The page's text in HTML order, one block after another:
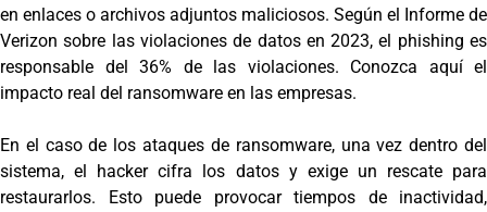
en enlaces o archivos adjuntos maliciosos. Según el Informe de
Verizon sobre las violaciones de datos en 2023, el phishing es
responsable del 36% de las violaciones. Conozca aquí el
impacto real del ransomware en las empresas.
En el caso de los ataques de ransomware, una vez dentro del
sistema, el hacker cifra los datos y exige un rescate para
restaurarlos. Esto puede provocar tiempos de inactividad,